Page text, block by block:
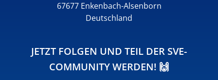
67677 Enkenbach-Alsenborn
Deutschland
JETZT FOLGEN UND TEIL DER SVE-
COMMUNITY WERDEN! 🙌